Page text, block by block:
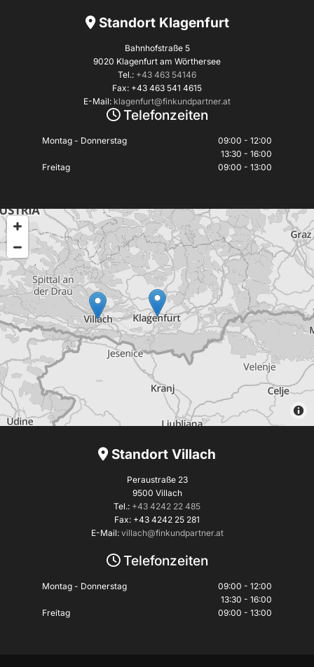
Standort Klagenfurt
Bahnhofstraße 5
9020 Klagenfurt am Wörthersee
Tel.: +43 463 54146
Fax: +43 463 541 4615
E-Mail: klagenfurt@finkundpartner.at
Telefonzeiten
Montag - Donnerstag
09:00 - 12:00
13:30 - 16:00
Freitag
09:00 - 13:00
Standort Villach
Peraustraße 23
9500 Villach
Tel.: +43 4242 22 485
Fax: +43 4242 25 281
E-Mail: villach@finkundpartner.at
Telefonzeiten
Montag - Donnerstag
09:00 - 12:00
13:30 - 16:00
Freitag
09:00 - 13:00